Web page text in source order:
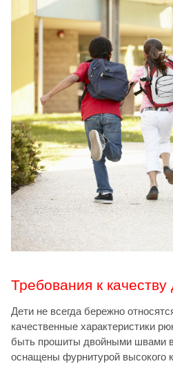
Требования к качеству
Дети не всегда бережно
качественные характеристики
быть прошиты двойными швами в
оснащены фурнитурой высокого